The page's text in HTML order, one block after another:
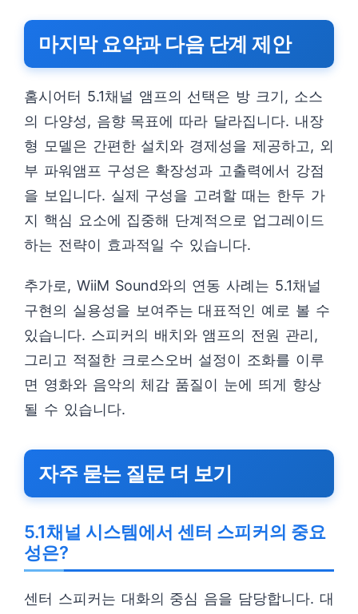
마지막 요약과 다음 단계 제안
홈시어터 5.1채널 앰프의 선택은 방 크기, 소스
의 다양성, 음향 목표에 따라 달라집니다. 내장
형 모델은 간편한 설치와 경제성을 제공하고, 외
부 파워앰프 구성은 확장성과 고출력에서 강점
을 보입니다. 실제 구성을 고려할 때는 한두 가
지 핵심 요소에 집중해 단계적으로 업그레이드
하는 전략이 효과적일 수 있습니다.
추가로, WiiM Sound와의 연동 사례는 5.1채널
구현의 실용성을 보여주는 대표적인 예로 볼 수
있습니다. 스피커의 배치와 앰프의 전원 관리,
그리고 적절한 크로스오버 설정이 조화를 이루
면 영화와 음악의 체감 품질이 눈에 띄게 향상
될 수 있습니다.
자주 묻는 질문 더 보기
5.1채널 시스템에서 센터 스피커의 중요
성은?
센터 스피커는 대화의 중심 음을 담당합니다. 대